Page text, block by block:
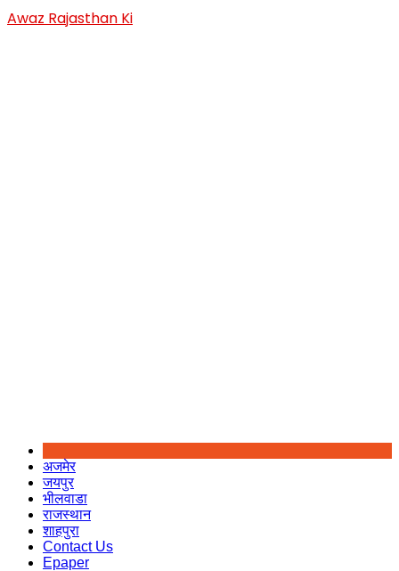
Skip
to
Awaz Rajasthan Ki
अजमेर
जयपुर
भीलवाडा
राजस्थान
शाहपुरा
Contact Us
Epaper